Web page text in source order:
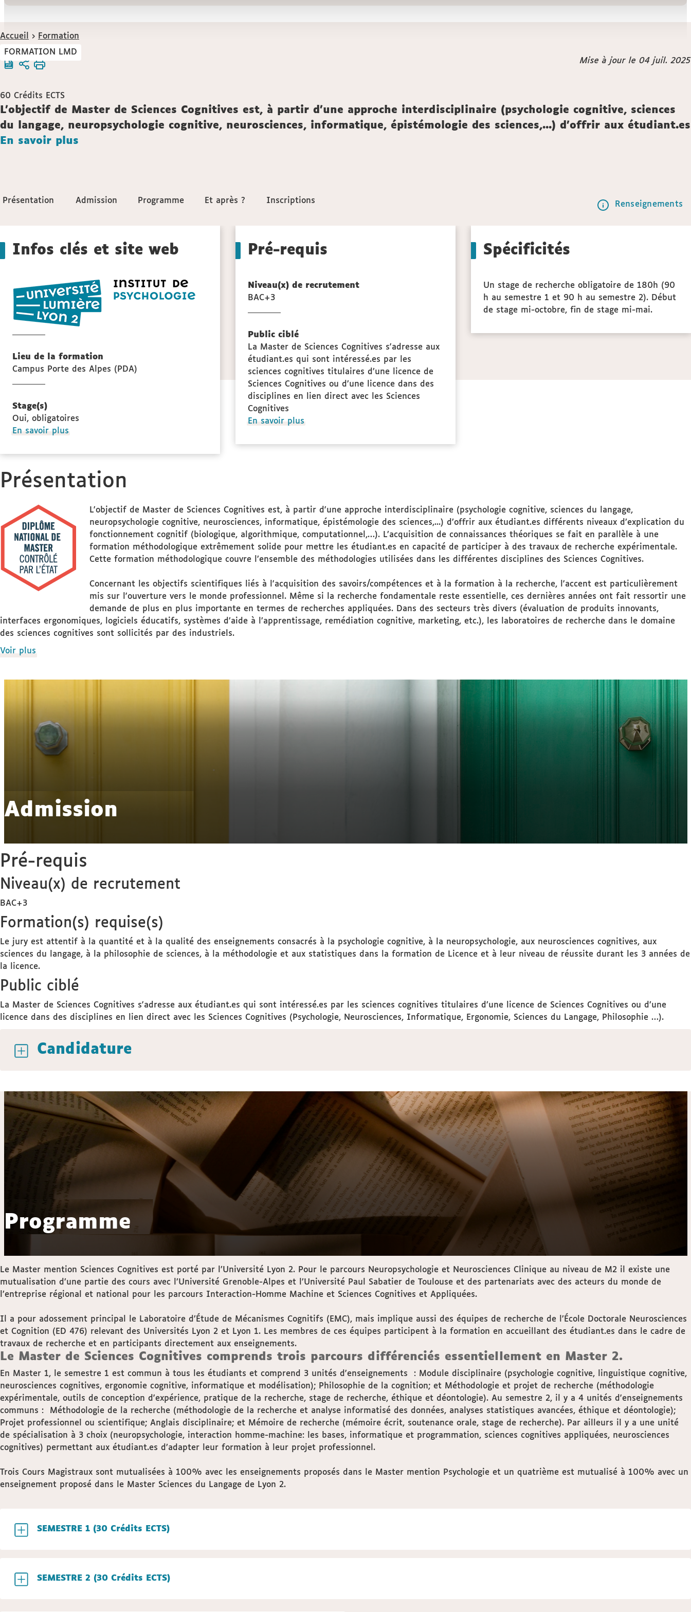
FORMATION LMD
Vous
êtes
ici :
Accueil Formation
Mise à jour le 04 juil. 2025
60 Crédits ECTS
Description
L'objectif de Master de Sciences Cognitives est, à partir d'une approche interdisciplinaire (psychologie cognitive, sciences
du langage, neuropsychologie cognitive, neurosciences, informatique, épistémologie des sciences,...) d’offrir aux étudiant.es
En savoir plus
Accéder
sections
la
fiche
Présentation
Présentation Admission
Admission Programme
Programme Et après ?
Et après ? Inscriptions
Inscriptions Renseignements
Détails
Infos clés et site web
de
Lieu de la formation
Campus Porte des Alpes (PDA)
Stage(s)
Oui, obligatoires
En savoir plus
des
Pré-requis
Niveau(x) de recrutement
BAC+3
Public ciblé
La Master de Sciences Cognitives s'adresse aux
étudiant.es qui sont intéressé.es par les
sciences cognitives titulaires d’une licence de
Sciences Cognitives ou d’une licence dans des
disciplines en lien direct avec les Sciences
Cognitives
En savoir plus
des
Spécificités
Un stage de recherche obligatoire de 180h (90
h au semestre 1 et 90 h au semestre 2). Début
de stage mi-octobre, fin de stage mi-mai.
Présentation
L'objectif de Master de Sciences Cognitives est, à partir d'une approche interdisciplinaire (psychologie cognitive, sciences du langage,
neuropsychologie cognitive, neurosciences, informatique, épistémologie des sciences,...) d’offrir aux étudiant.es différents niveaux d’explication du
fonctionnement cognitif (biologique, algorithmique, computationnel,…). L’acquisition de connaissances théoriques se fait en parallèle à une
formation méthodologique extrêmement solide pour mettre les étudiant.es en capacité de participer à des travaux de recherche expérimentale.
Cette formation méthodologique couvre l’ensemble des méthodologies utilisées dans les différentes disciplines des Sciences Cognitives.
Concernant les objectifs scientifiques liés à l'acquisition des savoirs/compétences et à la formation à la recherche, l'accent est particulièrement
mis sur l'ouverture vers le monde professionnel. Même si la recherche fondamentale reste essentielle, ces dernières années ont fait ressortir une
demande de plus en plus importante en termes de recherches appliquées. Dans des secteurs très divers (évaluation de produits innovants,
interfaces ergonomiques, logiciels éducatifs, systèmes d’aide à l’apprentissage, remédiation cognitive, marketing, etc.), les laboratoires de recherche dans le domaine
des sciences cognitives sont sollicités par des industriels.
Voir plus
Admission
Pré-requis
Niveau(x) de recrutement
BAC+3
Formation(s) requise(s)
Le jury est attentif à la quantité et à la qualité des enseignements consacrés à la psychologie cognitive, à la neuropsychologie, aux neurosciences cognitives, aux
sciences du langage, à la philosophie de sciences, à la méthodologie et aux statistiques dans la formation de Licence et à leur niveau de réussite durant les 3 années de
la licence.
Public ciblé
La Master de Sciences Cognitives s'adresse aux étudiant.es qui sont intéressé.es par les sciences cognitives titulaires d’une licence de Sciences Cognitives ou d’une
licence dans des disciplines en lien direct avec les Sciences Cognitives (Psychologie, Neurosciences, Informatique, Ergonomie, Sciences du Langage, Philosophie …).
Candidature
Programme
Le Master mention Sciences Cognitives est porté par l’Université Lyon 2. Pour le parcours Neuropsychologie et Neurosciences Clinique au niveau de M2 il existe une
mutualisation d’une partie des cours avec l’Université Grenoble-Alpes et l’Université Paul Sabatier de Toulouse et des partenariats avec des acteurs du monde de
l’entreprise régional et national pour les parcours Interaction-Homme Machine et Sciences Cognitives et Appliquées.
Il a pour adossement principal le Laboratoire d’Étude de Mécanismes Cognitifs (EMC), mais implique aussi des équipes de recherche de l’École Doctorale Neurosciences
et Cognition (ED 476) relevant des Universités Lyon 2 et Lyon 1. Les membres de ces équipes participent à la formation en accueillant des étudiant.es dans le cadre de
travaux de recherche et en participants directement aux enseignements.
Le Master de Sciences Cognitives comprends trois parcours différenciés essentiellement en Master 2.
En Master 1, le semestre 1 est commun à tous les étudiants et comprend 3 unités d'enseignements : Module disciplinaire (psychologie cognitive, linguistique cognitive,
neurosciences cognitives, ergonomie cognitive, informatique et modélisation); Philosophie de la cognition; et Méthodologie et projet de recherche (méthodologie
expérimentale, outils de conception d'expérience, pratique de la recherche, stage de recherche, éthique et déontologie). Au semestre 2, il y a 4 unités d'enseignements
communs : Méthodologie de la recherche (méthodologie de la recherche et analyse informatisé des données, analyses statistiques avancées, éthique et déontologie);
Projet professionnel ou scientifique; Anglais disciplinaire; et Mémoire de recherche (mémoire écrit, soutenance orale, stage de recherche). Par ailleurs il y a une unité
de spécialisation à 3 choix (neuropsychologie, interaction homme-machine: les bases, informatique et programmation, sciences cognitives appliquées, neurosciences
cognitives) permettant aux étudiant.es d’adapter leur formation à leur projet professionnel.
Trois Cours Magistraux sont mutualisées à 100% avec les enseignements proposés dans le Master mention Psychologie et un quatrième est mutualisé à 100% avec un
enseignement proposé dans le Master Sciences du Langage de Lyon 2.
SEMESTRE 1 (30 Crédits ECTS)
SEMESTRE 2 (30 Crédits ECTS)